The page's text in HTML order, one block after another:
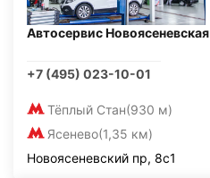
Автосервис Новоясеневская
+7 (495) 023-10-01
Тёплый Стан(930 м)
Ясенево(1,35 км)
Новоясеневский пр, 8с1